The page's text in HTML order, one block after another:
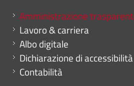
Mini menu di servizio
Amministrazione
Lavoro & carriera
Albo digitale
Dichiarazione di accessibilità
Contabilità